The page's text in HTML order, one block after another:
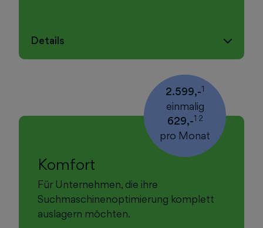
Details
2.599,-1
einmalig
629,-1 2
pro Monat
Komfort
Für Unternehmen, die ihre
Suchmaschinenoptimierung komplett
auslagern möchten.